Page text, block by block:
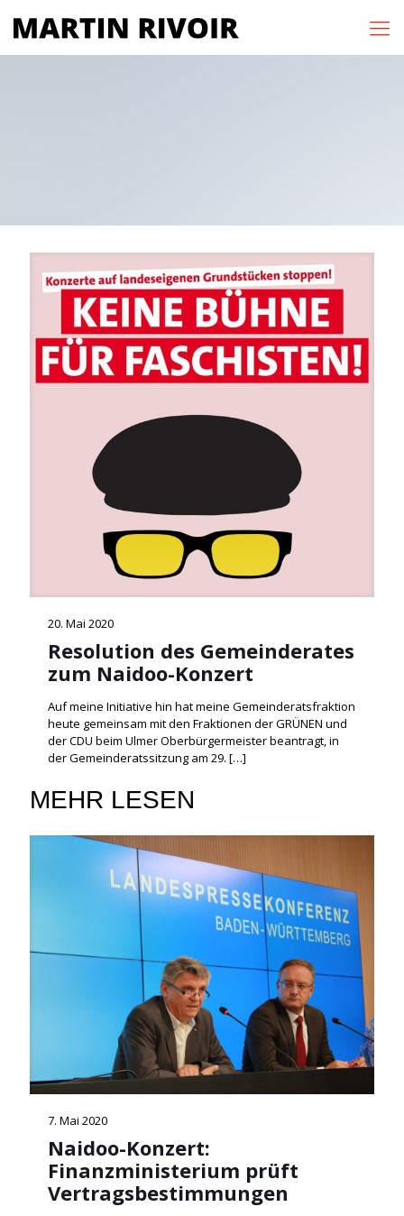
20. Mai 2020
Resolution des Gemeinderates
zum Naidoo-Konzert
Auf meine Initiative hin hat meine Gemeinderatsfraktion
heute gemeinsam mit den Fraktionen der GRÜNEN und
der CDU beim Ulmer Oberbürgermeister beantragt, in
der Gemeinderatssitzung am 29. […]
MEHR LESEN
7. Mai 2020
Naidoo-Konzert:
Finanzministerium prüft
Vertragsbestimmungen